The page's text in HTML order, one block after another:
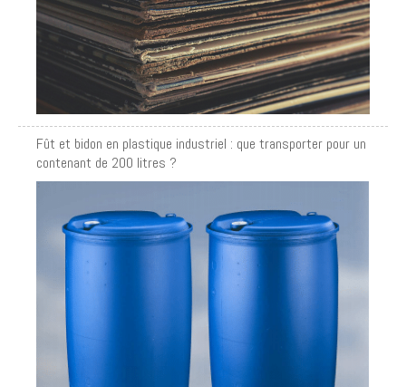
Fût et bidon en plastique industriel : que transporter pour un
contenant de 200 litres ?